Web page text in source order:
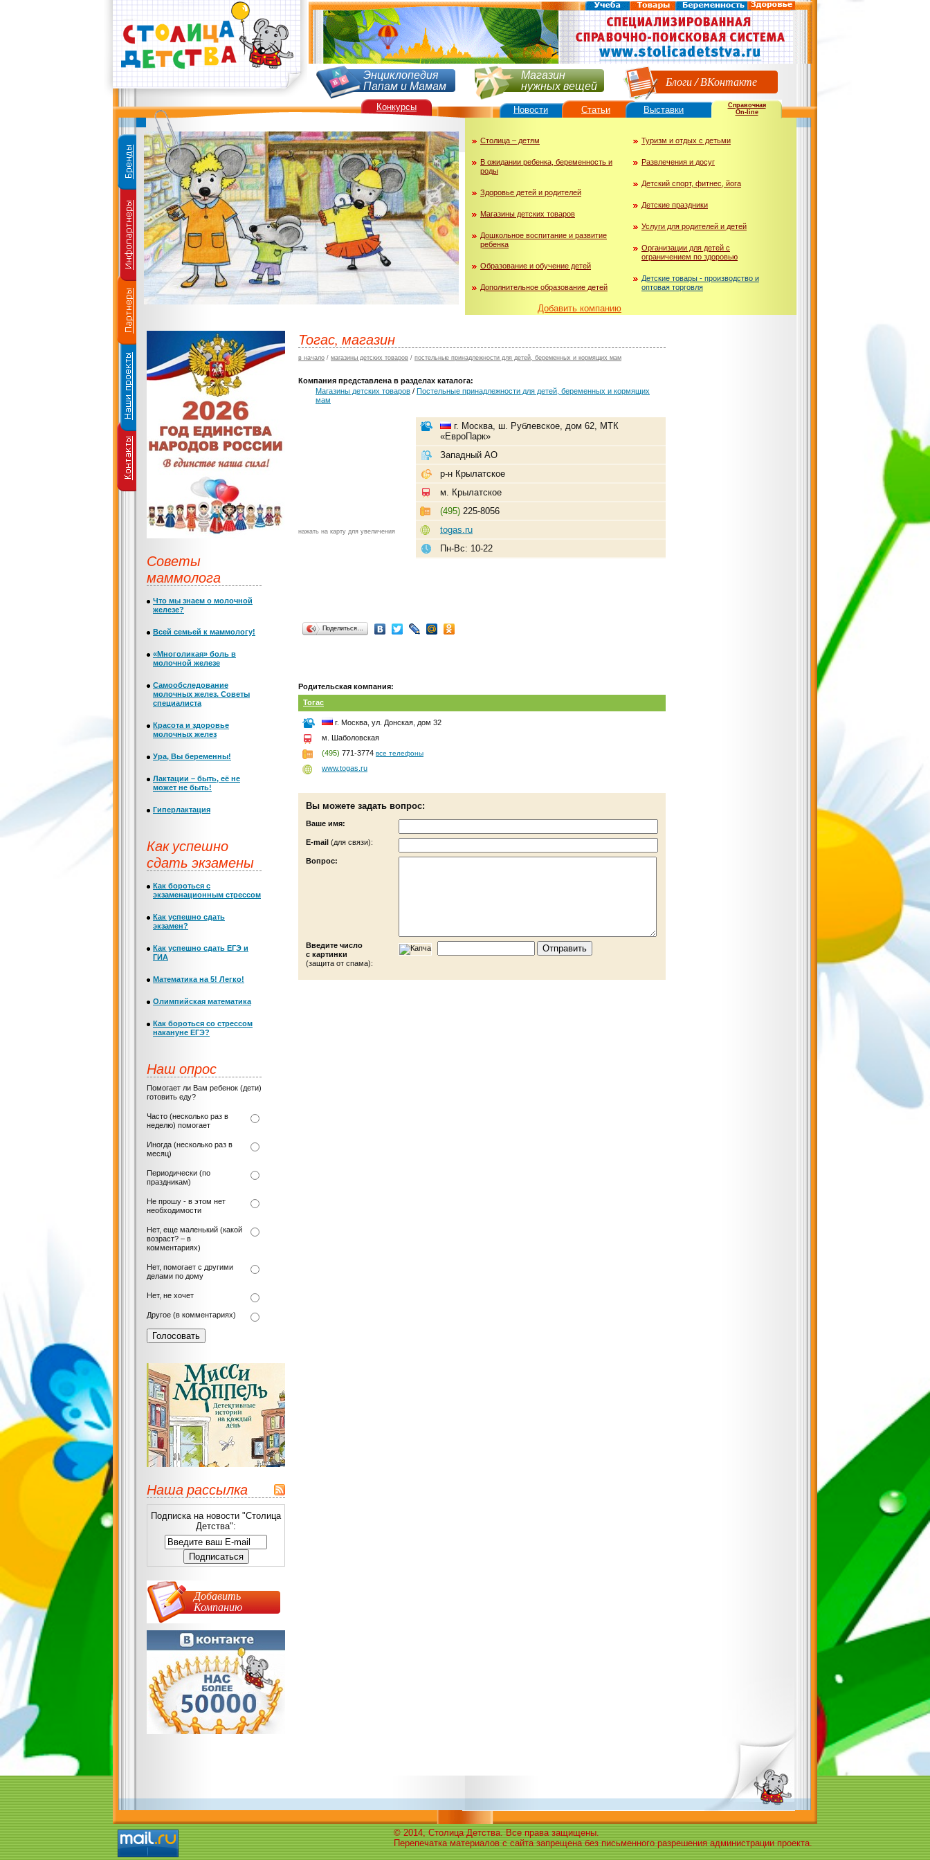
Энциклопедия
Папам и Мамам
Магазин
нужных вещей Блоги/ВКонтакте
Столица – детям
В ожидании ребенка, беременность и
роды
Здоровье детей и родителей
Магазины детских товаров
Дошкольное воспитание и развитие
ребенка
Образование и обучение детей
Дополнительное образование детей
Туризм и отдых с детьми
Развлечения и досуг
Детский спорт, фитнес, йога
Детские праздники
Услуги для родителей и детей
Организации для детей с
ограничением по здоровью
Детские товары - производство и
оптовая торговля
Добавить компанию
Справочная
On-line
Тогас, магазин
в начало / магазины детских товаров / постельные принадлежности для детей, беременных и кормящих мам
Компания представлена в разделах каталога:
Магазины детских товаров / Постельные принадлежности для детей, беременных и кормящих
мам
нажать на карту для увеличения
г. Москва, ш. Рублевское, дом 62, МТК
«ЕвроПарк»
Западный АО
р-н Крылатское
м. Крылатское
(495) 225-8056
togas.ru
Пн-Вс: 10-22
Поделиться…
Родительская компания:
Тогас
г. Москва, ул. Донская, дом 32
м. Шаболовская
(495) 771-3774 все телефоны
www.togas.ru
Вы можете задать вопрос:
Ваше имя:
Е-mail (для связи):
Вопрос:
Введите число
с картинки
(защита от спама):
Советы
маммолога
Что мы знаем о молочной
железе?
Всей семьей к маммологу!
«Многоликая» боль в
молочной железе
Самообследование
молочных желез. Советы
специалиста
Красота и здоровье
молочных желез
Ура, Вы беременны!
Лактации – быть, её не
может не быть!
Гиперлактация
Как успешно
сдать экзамены
Как бороться с
экзаменационным стрессом
Как успешно сдать
экзамен?
Как успешно сдать ЕГЭ и
ГИА
Математика на 5! Легко!
Олимпийская математика
Как бороться со стрессом
накануне ЕГЭ?
Наш опрос
Помогает ли Вам ребенок (дети)
готовить еду?
Часто (несколько раз в
неделю) помогает
Иногда (несколько раз в
месяц)
Периодически (по
праздникам)
Не прошу - в этом нет
необходимости
Нет, еще маленький (какой
возраст? – в
комментариях)
Нет, помогает с другими
делами по дому
Нет, не хочет
Другое (в комментариях)
Наша рассылка
Подписка на новости "Столица
Детства":
Добавить
Компанию
Конкурсы Новости Статьи Выставки
© 2014, Столица Детства. Все права защищены.
Перепечатка материалов с сайта запрещена без письменного разрешения администрации проекта.